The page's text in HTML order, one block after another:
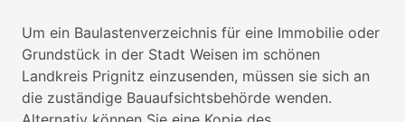
Um ein Baulastenverzeichnis für eine Immobilie oder
Grundstück in der Stadt Weisen im schönen
Landkreis Prignitz einzusenden, müssen sie sich an
die zuständige Bauaufsichtsbehörde wenden.